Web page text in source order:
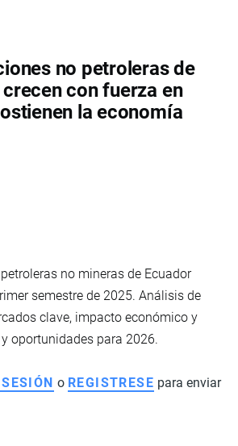
no petroleras de
con fuerza en
la economía
no mineras de Ecuador
semestre de 2025. Análisis de
clave, impacto económico y
oportunidades para 2026.
o REGISTRESE para enviar